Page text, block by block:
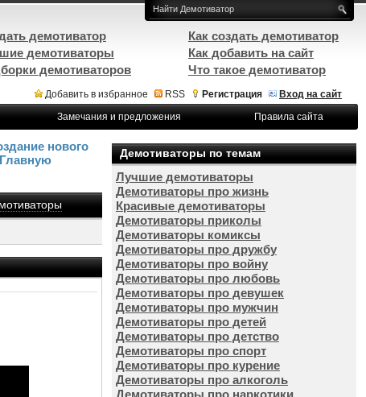
Добавить в избранное RSS Регистрация
Вход на сайт
Замечания и предложения Правила сайта
нового
Демотиваторы по темам
Лучшие демотиваторы
Демотиваторы про жизнь
Красивые демотиваторы
Демотиваторы приколы
Демотиваторы комиксы
Демотиваторы про дружбу
Демотиваторы про войну
Демотиваторы про любовь
Демотиваторы про девушек
Демотиваторы про мужчин
Демотиваторы про детей
Демотиваторы про детство
Демотиваторы про спорт
Демотиваторы про курение
Демотиваторы про алкоголь
Демотиваторы про наркотики
демотиватор
демотиваторы
демотиваторов
Как создать демотиватор
Как добавить на сайт
Что такое демотиватор